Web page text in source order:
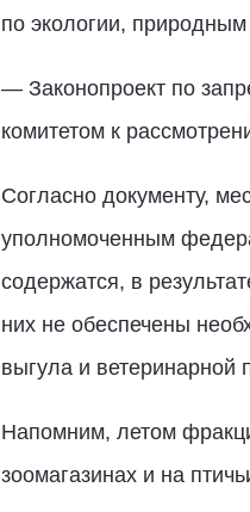
по экологии,
— Законопроект по
комитетом к
Согласно документу,
уполномоченным
содержатся, в
них не обеспечены
выгула и ветеринарной
Напомним, летом
зоомагазинах и на